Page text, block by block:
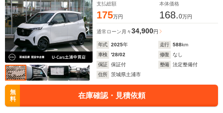
支払総額
175万円
本体価格
168.0万円
通常ローン 月々34,900円
年式 2025年 走行 588km
車検
'28/02 修復
なし
保証
保証付 整備
法定整備付
住所
茨城県土浦市
無
料
在庫確認・見積依頼